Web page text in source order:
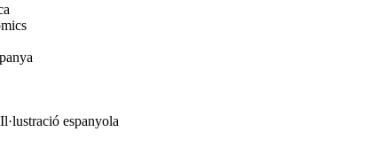
espanyola